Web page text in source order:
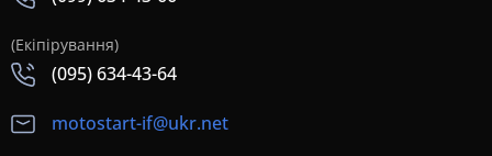
(Екіпірування)
(095) 634-43-64
motostart-if@ukr.net